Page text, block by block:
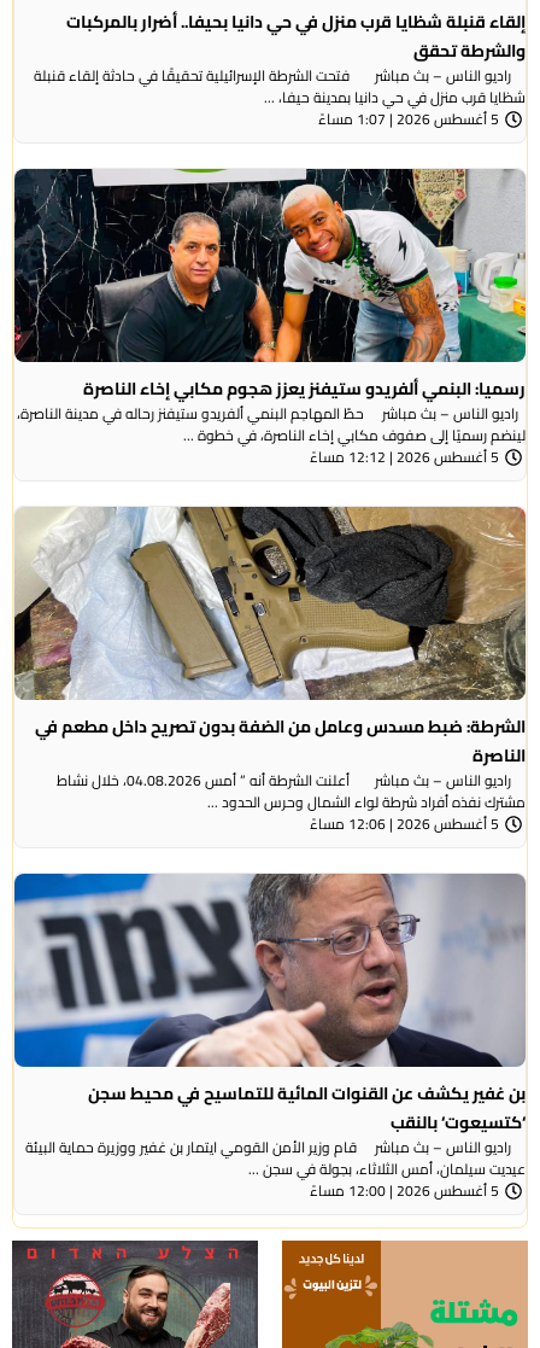
إلقاء قنبلة شظايا قرب منزل في حي دانيا بحيفا.. أضرار بالمركبات
والشرطة تحقق
راديو الناس – بث مباشر فتحت الشرطة الإسرائيلية تحقيقًا في حادثة إلقاء قنبلة
شظايا قرب منزل في حي دانيا بمدينة حيفا، ...
5 أغسطس 2026 | 1:07 مساءً
رسميا: البنمي ألفريدو ستيفنز يعزز هجوم مكابي إخاء الناصرة
راديو الناس – بث مباشر حطّ المهاجم البنمي ألفريدو ستيفنز رحاله في مدينة الناصرة،
لينضم رسميًا إلى صفوف مكابي إخاء الناصرة، في خطوة ...
5 أغسطس 2026 | 12:12 مساءً
الشرطة: ضبط مسدس وعامل من الضفة بدون تصريح داخل مطعم في
الناصرة
راديو الناس – بث مباشر أعلنت الشرطة أنه ” أمس 04.08.2026، خلال نشاط
مشترك نفذه أفراد شرطة لواء الشمال وحرس الحدود ...
5 أغسطس 2026 | 12:06 مساءً
بن غفير يكشف عن القنوات المائية للتماسيح في محيط سجن
‘كتسيعوت‘ بالنقب
راديو الناس – بث مباشر قام وزير الأمن القومي ايتمار بن غفير ووزيرة حماية البيئة
عيديت سيلمان، أمس الثلاثاء، بجولة في سجن ...
5 أغسطس 2026 | 12:00 مساءً